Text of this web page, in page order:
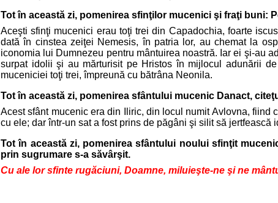
Tot în această zi, pomenirea sfinţilor mucenici şi fraţi buni:
Aceşti sfinţi mucenici erau toţi trei din Capadochia, foarte
dată în cinstea zeiţei Nemesis, în patria lor, au chemat la
iconomia lui Dumnezeu pentru mântuirea noastră. Iar ei şi-au
surpat idolii şi au mărturisit pe Hristos în mijlocul adunării
muceniciei toţi trei, împreună cu bătrâna Neonila.
Tot în această zi, pomenirea sfântului mucenic Danact,
Acest sfânt mucenic era din Iliric, din locul numit Avlovna,
cu ele; dar într-un sat a fost prins de păgâni şi silit să
Tot în această zi, pomenirea sfântului noului sfinţit
prin sugrumare s-a săvârşit.
Cu ale lor sfinte rugăciuni, Doamne, miluieşte-ne şi ne